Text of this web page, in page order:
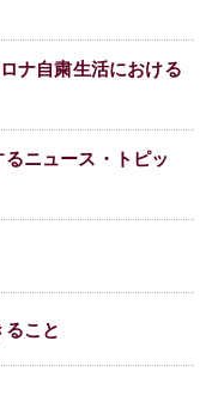
ナ自粛生活における
るニュース・トピッ
こと